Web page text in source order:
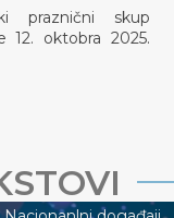
praznični skup
oktobra 2025.